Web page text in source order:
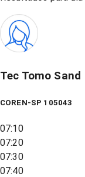
Tec Tomo Sand
COREN-SP 105043
07:10
07:20
07:30
07:40